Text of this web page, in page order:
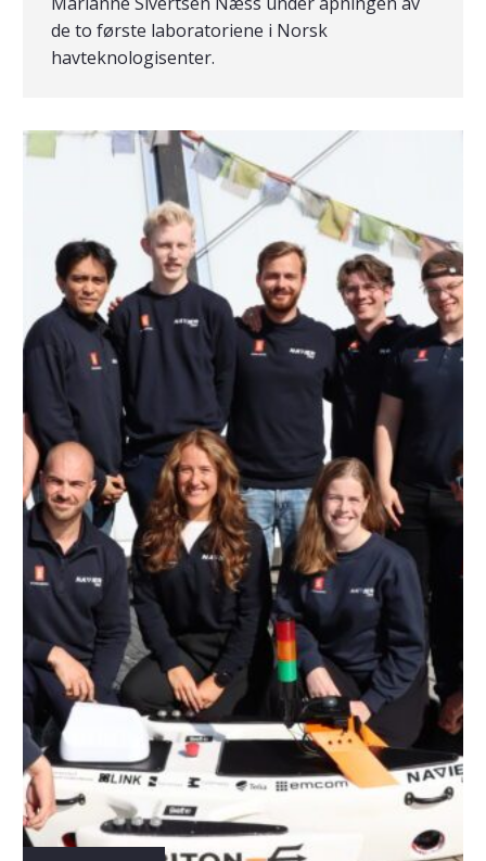
de to første laboratoriene i Norsk
havteknologisenter.